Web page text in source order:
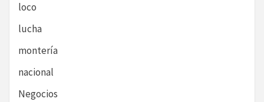
loco
lucha
montería
nacional
Negocios